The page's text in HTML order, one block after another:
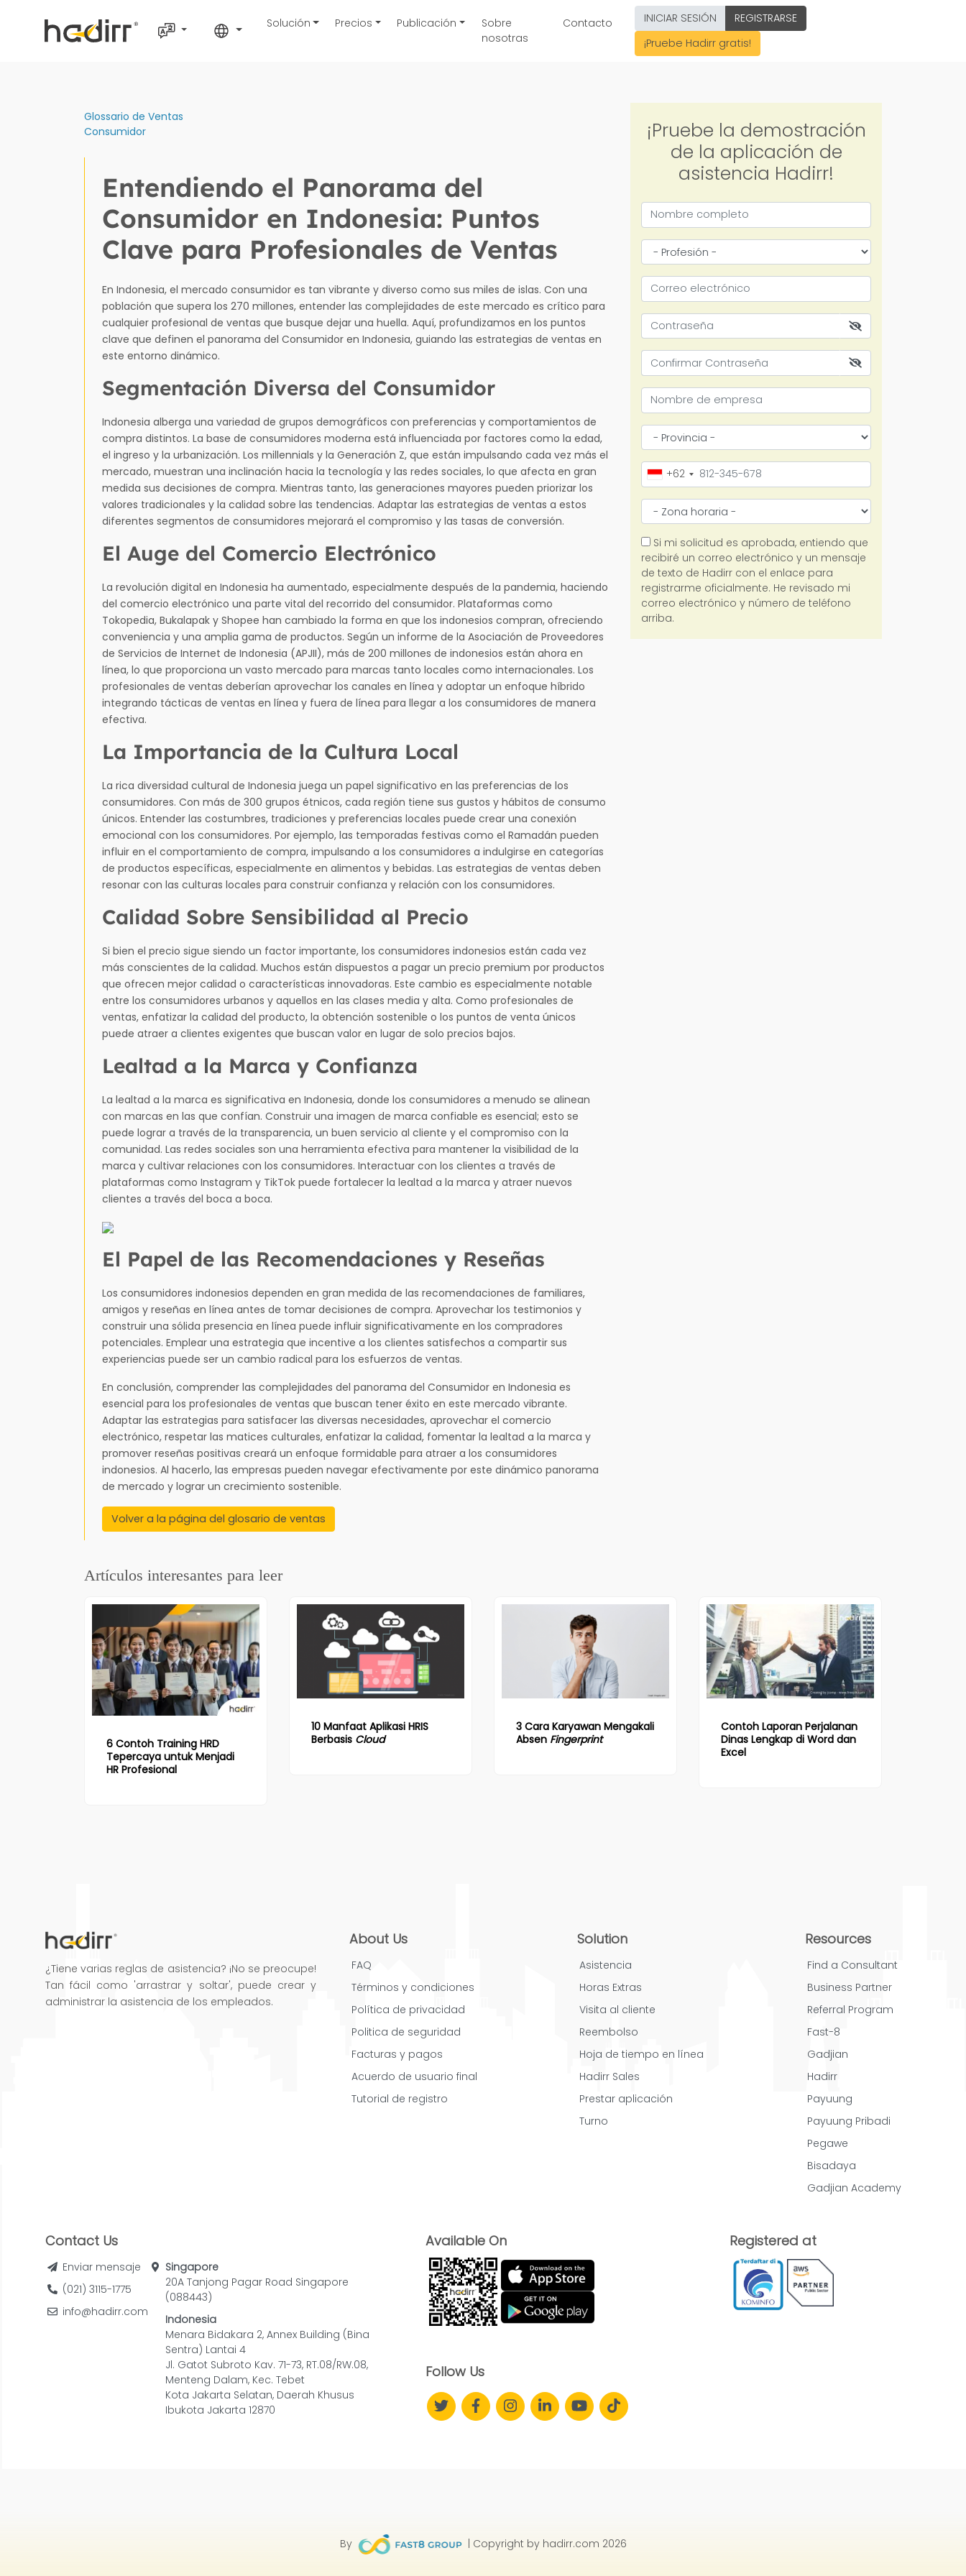
Solución Precios Publicación
Sobre
nosotras
Contacto INICIAR SESIÓN
REGISTRARSE
¡Pruebe Hadirr gratis!
Glossario de Ventas
Consumidor
Entendiendo el Panorama del
Consumidor en Indonesia: Puntos
Clave para Profesionales de Ventas
En Indonesia, el mercado consumidor es tan vibrante y diverso como sus miles de islas. Con una
población que supera los 270 millones, entender las complejidades de este mercado es crítico para
cualquier profesional de ventas que busque dejar una huella. Aquí, profundizamos en los puntos
clave que definen el panorama del Consumidor en Indonesia, guiando las estrategias de ventas en
este entorno dinámico.
Segmentación Diversa del Consumidor
Indonesia alberga una variedad de grupos demográficos con preferencias y comportamientos de
compra distintos. La base de consumidores moderna está influenciada por factores como la edad,
el ingreso y la urbanización. Los millennials y la Generación Z, que están impulsando cada vez más el
mercado, muestran una inclinación hacia la tecnología y las redes sociales, lo que afecta en gran
medida sus decisiones de compra. Mientras tanto, las generaciones mayores pueden priorizar los
valores tradicionales y la calidad sobre las tendencias. Adaptar las estrategias de ventas a estos
diferentes segmentos de consumidores mejorará el compromiso y las tasas de conversión.
El Auge del Comercio Electrónico
La revolución digital en Indonesia ha aumentado, especialmente después de la pandemia, haciendo
del comercio electrónico una parte vital del recorrido del consumidor. Plataformas como
Tokopedia, Bukalapak y Shopee han cambiado la forma en que los indonesios compran, ofreciendo
conveniencia y una amplia gama de productos. Según un informe de la Asociación de Proveedores
de Servicios de Internet de Indonesia (APJII), más de 200 millones de indonesios están ahora en
línea, lo que proporciona un vasto mercado para marcas tanto locales como internacionales. Los
profesionales de ventas deberían aprovechar los canales en línea y adoptar un enfoque híbrido
integrando tácticas de ventas en línea y fuera de línea para llegar a los consumidores de manera
efectiva.
La Importancia de la Cultura Local
La rica diversidad cultural de Indonesia juega un papel significativo en las preferencias de los
consumidores. Con más de 300 grupos étnicos, cada región tiene sus gustos y hábitos de consumo
únicos. Entender las costumbres, tradiciones y preferencias locales puede crear una conexión
emocional con los consumidores. Por ejemplo, las temporadas festivas como el Ramadán pueden
influir en el comportamiento de compra, impulsando a los consumidores a indulgirse en categorías
de productos específicas, especialmente en alimentos y bebidas. Las estrategias de ventas deben
resonar con las culturas locales para construir confianza y relación con los consumidores.
Calidad Sobre Sensibilidad al Precio
Si bien el precio sigue siendo un factor importante, los consumidores indonesios están cada vez
más conscientes de la calidad. Muchos están dispuestos a pagar un precio premium por productos
que ofrecen mejor calidad o características innovadoras. Este cambio es especialmente notable
entre los consumidores urbanos y aquellos en las clases media y alta. Como profesionales de
ventas, enfatizar la calidad del producto, la obtención sostenible o los puntos de venta únicos
puede atraer a clientes exigentes que buscan valor en lugar de solo precios bajos.
Lealtad a la Marca y Confianza
La lealtad a la marca es significativa en Indonesia, donde los consumidores a menudo se alinean
con marcas en las que confían. Construir una imagen de marca confiable es esencial; esto se
puede lograr a través de la transparencia, un buen servicio al cliente y el compromiso con la
comunidad. Las redes sociales son una herramienta efectiva para mantener la visibilidad de la
marca y cultivar relaciones con los consumidores. Interactuar con los clientes a través de
plataformas como Instagram y TikTok puede fortalecer la lealtad a la marca y atraer nuevos
clientes a través del boca a boca.
El Papel de las Recomendaciones y Reseñas
Los consumidores indonesios dependen en gran medida de las recomendaciones de familiares,
amigos y reseñas en línea antes de tomar decisiones de compra. Aprovechar los testimonios y
construir una sólida presencia en línea puede influir significativamente en los compradores
potenciales. Emplear una estrategia que incentive a los clientes satisfechos a compartir sus
experiencias puede ser un cambio radical para los esfuerzos de ventas.
En conclusión, comprender las complejidades del panorama del Consumidor en Indonesia es
esencial para los profesionales de ventas que buscan tener éxito en este mercado vibrante.
Adaptar las estrategias para satisfacer las diversas necesidades, aprovechar el comercio
electrónico, respetar las matices culturales, enfatizar la calidad, fomentar la lealtad a la marca y
promover reseñas positivas creará un enfoque formidable para atraer a los consumidores
indonesios. Al hacerlo, las empresas pueden navegar efectivamente por este dinámico panorama
de mercado y lograr un crecimiento sostenible.
Volver a la página del glosario de ventas
Artículos interesantes para leer
6 Contoh Training HRD
Tepercaya untuk Menjadi
HR Profesional
10 Manfaat Aplikasi HRIS
Berbasis Cloud
3 Cara Karyawan Mengakali
Absen Fingerprint
Contoh Laporan Perjalanan
Dinas Lengkap di Word dan
Excel
¿Tiene varias reglas de asistencia? ¡No se preocupe!
Tan fácil como 'arrastrar y soltar', puede crear y
administrar la asistencia de los empleados.
About Us
FAQ
Términos y condiciones
Política de privacidad
Politica de seguridad
Facturas y pagos
Acuerdo de usuario final
Tutorial de registro
Solution
Asistencia
Horas Extras
Visita al cliente
Reembolso
Hoja de tiempo en línea
Hadirr Sales
Prestar aplicación
Turno
Resources
Find a Consultant
Business Partner
Referral Program
Fast-8
Gadjian
Hadirr
Payuung
Payuung Pribadi
Pegawe
Bisadaya
Gadjian Academy
Contact Us
Enviar mensaje
(021) 3115-1775
info@hadirr.com
Singapore
20A Tanjong Pagar Road Singapore
(088443)
Indonesia
Menara Bidakara 2, Annex Building (Bina
Sentra) Lantai 4
Jl. Gatot Subroto Kav. 71-73, RT.08/RW.08,
Menteng Dalam, Kec. Tebet
Kota Jakarta Selatan, Daerah Khusus
Ibukota Jakarta 12870
Available On
Follow Us
Registered at
By | Copyright by hadirr.com 2026